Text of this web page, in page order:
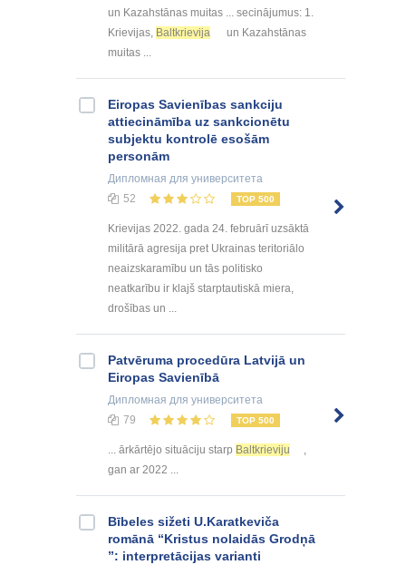
un Kazahstānas muitas ... secinājumus: 1.
Krievijas, Baltkrievija
un Kazahstānas
muitas ...
Eiropas Savienības sankciju
attiecināmība uz sankcionētu
subjektu kontrolē esošām
personām
Дипломная для университета
52
TOP 500
Krievijas 2022. gada 24. februārī uzsāktā
militārā agresija pret Ukrainas teritoriālo
neaizskaramību un tās politisko
neatkarību ir klajš starptautiskā miera,
drošības un ...
Patvēruma procedūra Latvijā un
Eiropas Savienībā
Дипломная для университета
79
TOP 500
... ārkārtējo situāciju starp Baltkrieviju
,
gan ar 2022 ...
Bībeles sižeti U.Karatkeviča
romānā “Kristus nolaidās Grodņā
”: interpretācijas varianti